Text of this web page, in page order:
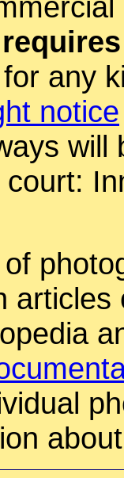
requires
for any
notice
will
articles